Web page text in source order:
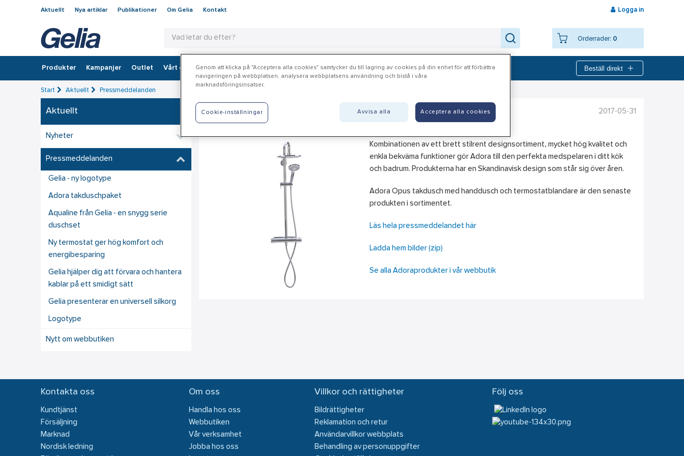
Aktuellt Nya artiklar Publikationer Om Gelia Kontakt Logga in
Orderrader: 0
Produkter Kampanjer Outlet Vårt erbjudande Interiör Handla hos oss Guider & inspiration Vanliga frågor Beställ direkt
Start Aktuellt Pressmeddelanden
Aktuellt
Nyheter
Pressmeddelanden
Gelia - ny logotype
Adora takduschpaket
Aqualine från Gelia - en snygg serie
duschset
Ny termostat ger hög komfort och
energibesparing
Gelia hjälper dig att förvara och hantera
kablar på ett smidigt sätt
Gelia presenterar en universell silkorg
Logotype
Nytt om webbutiken
2017-05-31
Adora takduschpaket
Kombinationen av ett brett stilrent designsortiment, mycket hög kvalitet och
enkla bekväma funktioner gör Adora till den perfekta medspelaren i ditt kök
och badrum. Produkterna har en Skandinavisk design som står sig över åren.
Adora Opus takdusch med handdusch och termostatblandare är den senaste
produkten i sortimentet.
Läs hela pressmeddelandet här
Ladda hem bilder (zip)
Se alla Adoraprodukter i vår webbutik
Kontakta oss
Kundtjänst
Försäljning
Marknad
Nordisk ledning
Om oss
Handla hos oss
Webbutiken
Vår verksamhet
Jobba hos oss
Villkor och rättigheter
Bildrättigheter
Reklamation och retur
Användarvillkor webbplats
Behandling av personuppgifter
Följ oss
Genom att klicka på "Acceptera alla cookies" samtycker du till lagring av cookies på din enhet för att förbättra
navigeringen på webbplatsen, analysera webbplatsens användning och bistå i våra
marknadsföringsinsatser.
Avvisa alla Acceptera alla cookies
Cookie-inställningar